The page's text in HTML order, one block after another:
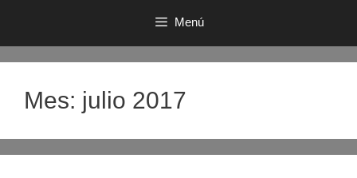
Menú
Mes: julio 2017